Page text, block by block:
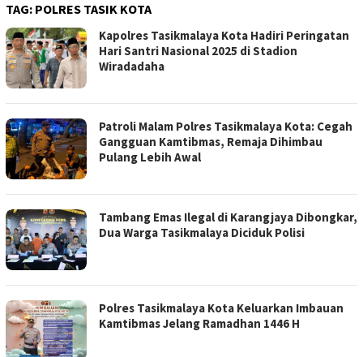
TAG: POLRES TASIK KOTA
Kapolres Tasikmalaya Kota Hadiri Peringatan
Hari Santri Nasional 2025 di Stadion
Wiradadaha
Patroli Malam Polres Tasikmalaya Kota: Cegah
Gangguan Kamtibmas, Remaja Dihimbau
Pulang Lebih Awal
Tambang Emas Ilegal di Karangjaya Dibongkar,
Dua Warga Tasikmalaya Diciduk Polisi
Polres Tasikmalaya Kota Keluarkan Imbauan
Kamtibmas Jelang Ramadhan 1446 H